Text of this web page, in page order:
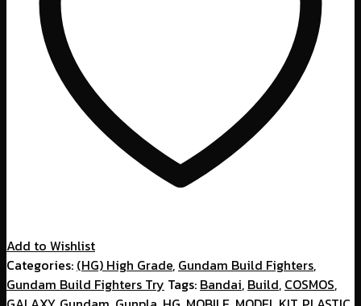
Add to Wishlist
Categories: (HG) High Grade, Gundam Build Fighters,
Gundam Build Fighters Try Tags: Bandai, Build, COSMOS,